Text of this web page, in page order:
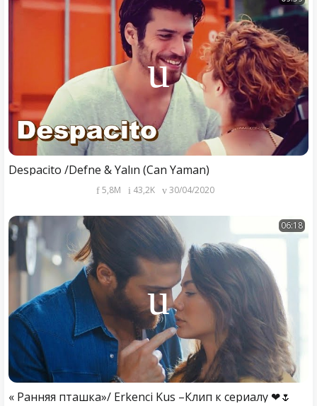
Despacito /Defne & Yalın (Can Yaman)
5,8M 43,2K 30/04/2020
06:18
« Ранняя пташка»/ Erkenci Kus –Клип к сериалу ❤🌷